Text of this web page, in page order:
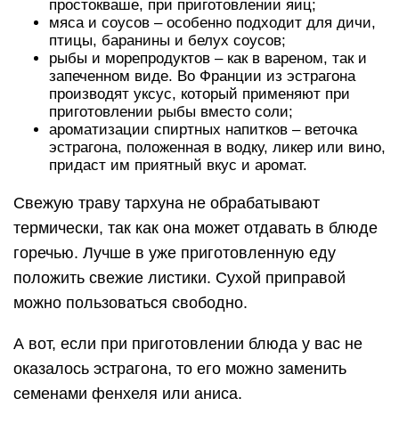
простокваше, при приготовлении яиц;
мяса и соусов – особенно подходит для дичи,
птицы, баранины и белух соусов;
рыбы и морепродуктов – как в вареном, так и
запеченном виде. Во Франции из эстрагона
производят уксус, который применяют при
приготовлении рыбы вместо соли;
ароматизации спиртных напитков – веточка
эстрагона, положенная в водку, ликер или вино,
придаст им приятный вкус и аромат.
Свежую траву тархуна не обрабатывают
термически, так как она может отдавать в блюде
горечью. Лучше в уже приготовленную еду
положить свежие листики. Сухой приправой
можно пользоваться свободно.
А вот, если при приготовлении блюда у вас не
оказалось эстрагона, то его можно заменить
семенами фенхеля или аниса.